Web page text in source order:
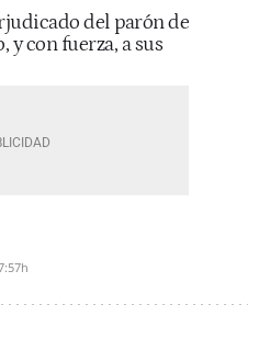
del parón de
y con fuerza, a sus